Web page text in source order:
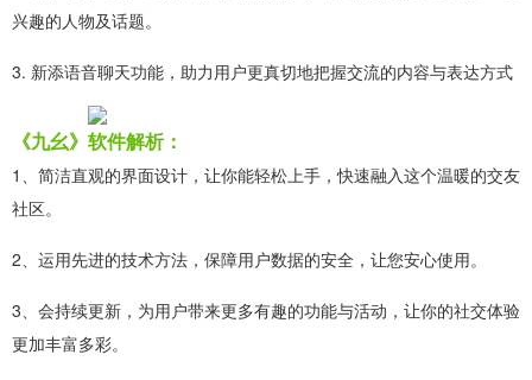
兴趣的人物及话题。
3. 新添语音聊天功能，助力用户更真切地把握交流的内容与表达方式
《九幺》软件解析：
1、简洁直观的界面设计，让你能轻松上手，快速融入这个温暖的交友
社区。
2、运用先进的技术方法，保障用户数据的安全，让您安心使用。
3、会持续更新，为用户带来更多有趣的功能与活动，让你的社交体验
更加丰富多彩。